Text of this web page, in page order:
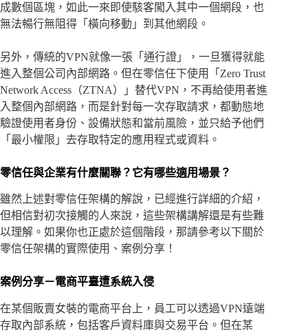
成數個區塊，如此一來即使駭客闖入其中一個網段，也
無法暢行無阻得「橫向移動」到其他網段。
另外，傳統的VPN就像一張「通行證」，一旦獲得就能
進入整個公司內部網路。但在零信任下使用「Zero Trust
Network Access（ZTNA）」替代VPN，不再給使用者進
入整個內部網路，而是針對每一次存取請求，都動態地
驗證使用者身份、設備狀態和當前風險，並只給予他們
「最小權限」去存取特定的應用程式或資料。
零信任與企業有什麼關聯？它有哪些適用場景？
雖然上述對零信任架構的解說，已經進行詳細的介紹，
但相信對初次接觸的人來說，這些架構講解還是有些難
以理解。如果你也正處於這個階段，那請參考以下關於
零信任架構的實際使用、案例分享！
案例分享－電商平臺遭系統入侵
在某個販賣女裝的電商平台上，員工可以透過VPN遠端
存取內部系統，包括客戶資料庫與交易平台。但在某